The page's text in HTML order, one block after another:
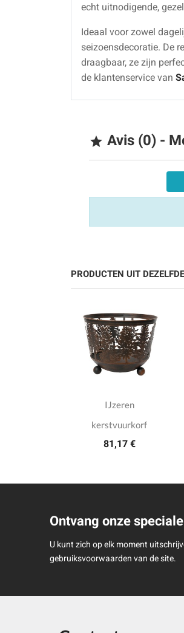
echt uitnodigende,
Ideaal voor zowel
seizoensdecoratie. De
draagbaar, ze zijn
de klantenservice van
 Avis (0) -
PRODUCTEN UIT
IJzeren
kerstvuurkorf
81,17 €
Ontvang onze
U kunt zich op elk moment
gebruiksvoorwaarden van de site.